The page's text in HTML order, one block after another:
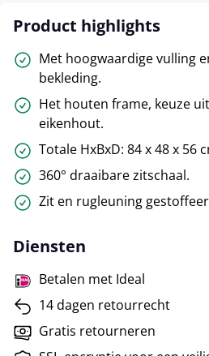
Product highlights
Met hoogwaardige vulling
bekleding.
Het houten frame, keuze
eikenhout.
Totale HxBxD: 84 x 48 x 56
360° draaibare zitschaal.
Zit en rugleuning
Diensten
Betalen met Ideal
14 dagen retourrecht
Gratis retourneren